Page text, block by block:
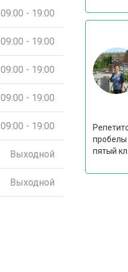
09:00 - 19:00
09:00 - 19:00
09:00 - 19:00
09:00 - 19:00
09:00 - 19:00
Выходной
Выходной
пробелы
пятый